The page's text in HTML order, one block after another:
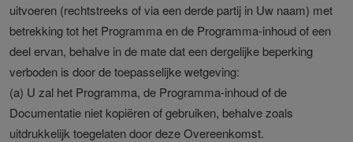
uitvoeren (rechtstreeks of via een derde partij in Uw naam) met
betrekking tot het Programma en de Programma-inhoud of een
deel ervan, behalve in de mate dat een dergelijke beperking
verboden is door de toepasselijke wetgeving:
(a) U zal het Programma, de Programma-inhoud of de
Documentatie niet kopiëren of gebruiken, behalve zoals
uitdrukkelijk toegelaten door deze Overeenkomst.